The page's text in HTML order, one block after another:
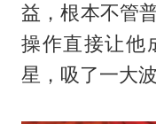
益，根本不管
操作直接让他
星，吸了一大波